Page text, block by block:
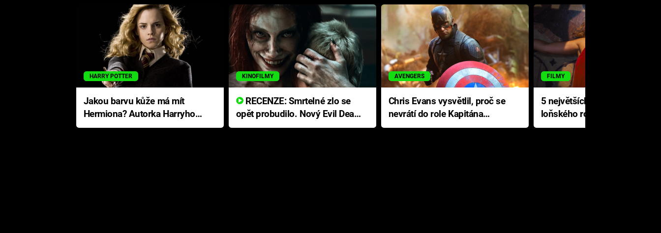
HARRY POTTER
Jakou barvu kůže má mít
Hermiona? Autorka Harryho
Pottera přišla s ráznou
KINOFILMY
RECENZE: Smrtelné zlo se
opět probudilo. Nový Evil Dead
přichází s neodolatelnou
AVENGERS
Chris Evans vysvětlil, proč se
nevrátí do role Kapitána
Ameriky
FILMY
5 největších propadáků
loňského roku: Disney na
jediné katastrofě prodělal 200